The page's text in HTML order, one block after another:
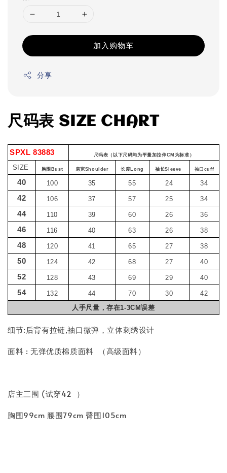
加入购物车
分享
尺码表 SIZE CHART
SPXL 83883 尺码表（以下尺码均为平量加拉伸CM为标准）
SIZE 胸围Bust 肩宽Shoulder 长度Long 袖长Sleeve 袖口cuff
40 100 35 55 24 34
42 106 37 57 25 34
44 110 39 60 26 36
46 116 40 63 26 38
48 120 41 65 27 38
50 124 42 68 27 40
52 128 43 69 29 40
54 132 44 70 30
42
人手尺量，存在1-3CM误差
细节:后背有拉链,袖口微弹，立体刺绣设计
面料 : 无弹优质棉质面料 （高级面料）
店主三围 (试穿42 ）
胸围99cm 腰围79cm 臀围105cm